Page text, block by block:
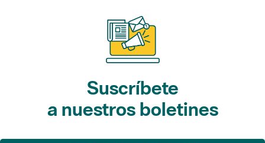
Suscríbete
a nuestros boletines